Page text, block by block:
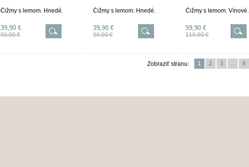
Čižmy s lemom. Hnedé.
39,90 €
99,90 €
Čižmy s lemom. Hnedé.
39,90 €
99,90 €
Čižmy s lemom. Vínové.
59,90 €
119,90 €
Zobraziť stranu: 1 2 3 ... 8